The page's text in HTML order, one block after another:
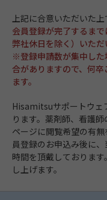
上記に合意いただいた上
会員登録が完了するま
弊社休日を除く）いただ
※登録申請数が集中した
合がありますので、何
ます。
Hisamitsuサポートウェ
ります。薬剤師、看護
ページに閲覧希望の有
員登録のお申込み後に
時間を頂戴しておりま
し上げます。